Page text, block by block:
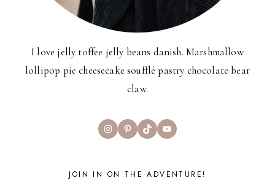
I love jelly toffee jelly beans danish. Marshmallow
lollipop pie cheesecake soufflé pastry chocolate bear
claw.
InstagramPinterest
TikTokYouTube
JOIN IN ON THE ADVENTURE!